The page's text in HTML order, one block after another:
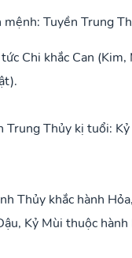
mệnh: Tuyền Trung
Chi khắc Can (Kim,
Trung Thủy kị tuổi:
Thủy khắc hành
Kỷ Mùi thuộc